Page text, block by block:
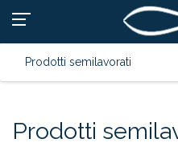
Prodotti semilavorati
Prodotti